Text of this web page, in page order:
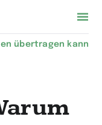
übertragen kann